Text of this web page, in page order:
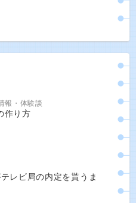
報・体験談
作り方
レビ局の内定を貰うま